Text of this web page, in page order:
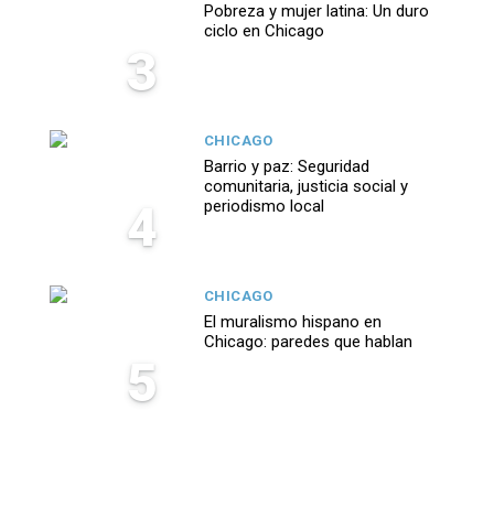
3
Pobreza y mujer latina: Un duro
ciclo en Chicago
4
CHICAGO
Barrio y paz: Seguridad
comunitaria, justicia social y
periodismo local
5
CHICAGO
El muralismo hispano en
Chicago: paredes que hablan